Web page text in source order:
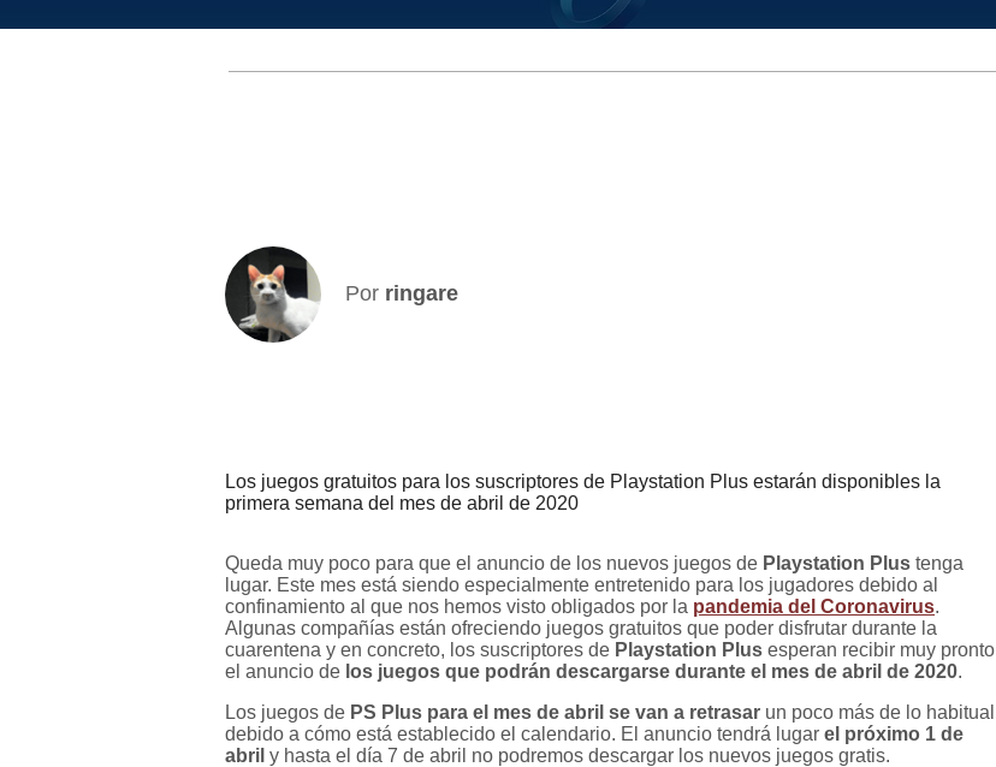
Por ringare
Los juegos gratuitos para los suscriptores de Playstation Plus estarán disponibles la
primera semana del mes de abril de 2020
Queda muy poco para que el anuncio de los nuevos juegos de Playstation Plus tenga
lugar. Este mes está siendo especialmente entretenido para los jugadores debido al
confinamiento al que nos hemos visto obligados por la pandemia del Coronavirus.
Algunas compañías están ofreciendo juegos gratuitos que poder disfrutar durante la
cuarentena y en concreto, los suscriptores de Playstation Plus esperan recibir muy pronto
el anuncio de los juegos que podrán descargarse durante el mes de abril de 2020.
Los juegos de PS Plus para el mes de abril se van a retrasar un poco más de lo habitual
debido a cómo está establecido el calendario. El anuncio tendrá lugar el próximo 1 de
abril y hasta el día 7 de abril no podremos descargar los nuevos juegos gratis.